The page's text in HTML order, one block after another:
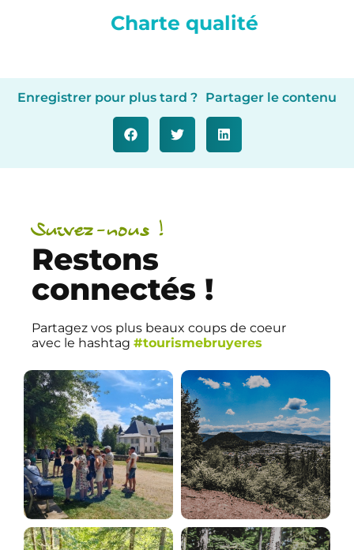
Charte qualité
Enregistrer pour plus tard ? Partager le contenu
Suivez-nous !
Restons
connectés !
Partagez vos plus beaux coups de coeur
avec le hashtag #tourismebruyeres